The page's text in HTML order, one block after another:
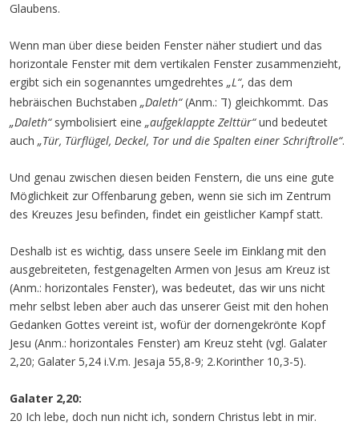
Glaubens.
Wenn man über diese beiden Fenster näher studiert und das
horizontale Fenster mit dem vertikalen Fenster zusammenzieht,
ergibt sich ein sogenanntes umgedrehtes „L“, das dem
hebräischen Buchstaben „Daleth“(Anm.: ד) gleichkommt. Das
„Daleth“symbolisiert eine „aufgeklappte Zelttür“und bedeutet
auch „Tür, Türflügel, Deckel, Tor und die Spalten einer Schriftrolle“.
Und genau zwischen diesen beiden Fenstern, die uns eine gute
Möglichkeit zur Offenbarung geben, wenn sie sich im Zentrum
des Kreuzes Jesu befinden, findet ein geistlicher Kampf statt.
Deshalb ist es wichtig, dass unsere Seele im Einklang mit den
ausgebreiteten, festgenagelten Armen von Jesus am Kreuz ist
(Anm.: horizontales Fenster), was bedeutet, das wir uns nicht
mehr selbst leben aber auch das unserer Geist mit den hohen
Gedanken Gottes vereint ist, wofür der dornengekrönte Kopf
Jesu (Anm.: horizontales Fenster) am Kreuz steht (vgl. Galater
2,20; Galater 5,24 i.V.m. Jesaja 55,8-9; 2.Korinther 10,3-5).
Galater 2,20:
20 Ich lebe, doch nun nicht ich, sondern Christus lebt in mir.